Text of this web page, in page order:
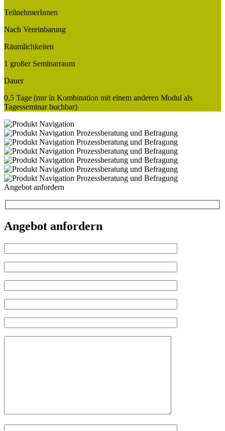
TeilnehmerInnen
Nach Vereinbarung
Räumlichkeiten
1 großer Seminarraum
Dauer
0,5 Tage (nur in Kombination mit einem anderen Modul als
Tagesseminar buchbar)
Angebot anfordern
Angebot anfordern